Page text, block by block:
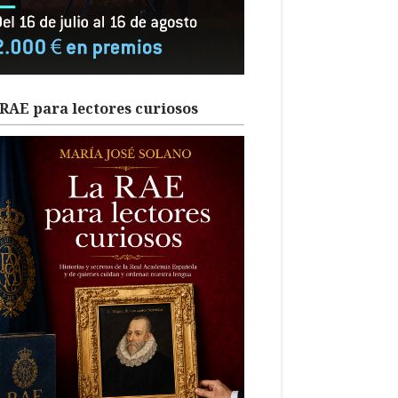
para lectores curiosos